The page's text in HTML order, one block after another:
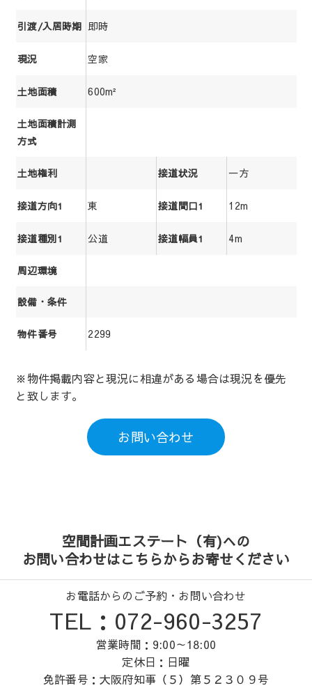
引渡/入居時期 即時
現況 空家
土地面積 600m²
土地面積計測
方式
土地権利 接道状況 一方
接道方向1 東 接道間口1 12m
接道種別1 公道 接道幅員1 4m
周辺環境
設備・条件
物件番号 2299
※物件掲載内容と現況に相違がある場合は現況を優先
と致します。
お問い合わせ
空間計画エステート（有)への
お問い合わせはこちらからお寄せください
お電話からのご予約・お問い合わせ
TEL：072-960-3257
営業時間：9:00～18:00
定休日：日曜
免許番号：大阪府知事（５）第５２３０９号